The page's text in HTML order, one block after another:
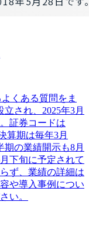
くある質問をま
され、2025年3月
証券コードは
算期は毎年3月
期の業績開示も8月
下旬に予定されて
ず、業績の詳細は
や導入事例につい
い。